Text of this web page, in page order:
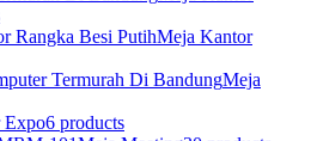
Meja Kantor
Meja
Expo6 products